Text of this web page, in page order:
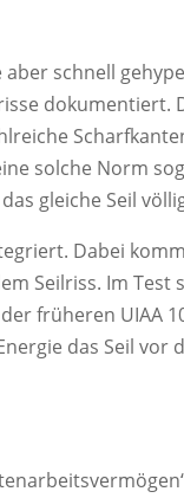
schnell
solche Norm
gleiche Seil
Dabei
Seilriss. Im
früheren UIAA
das Seil vor